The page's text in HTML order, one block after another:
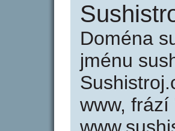
Doména
jménu
www,